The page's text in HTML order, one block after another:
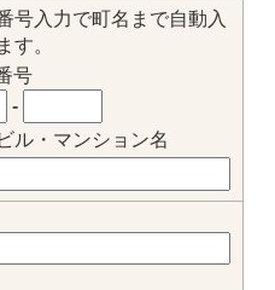
号入力で町名まで自動入
す。
号
-
ル・マンション名